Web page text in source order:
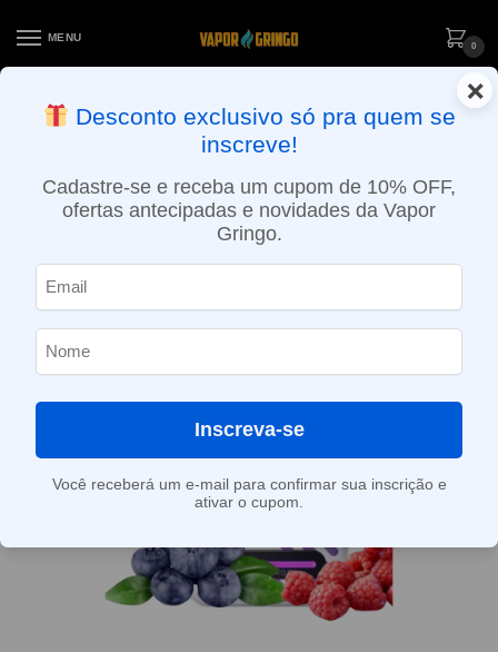
MENU
0
ENTREGA NO MESMO DIA EM SÃO PAULO (SEG A SEX): PEDIDOS
APROVADOS ATÉ 15:30 VIA MOTOBOY
×
Desconto exclusivo só pra quem se
inscreve!
Cadastre-se e receba um cupom de 10% OFF,
ofertas antecipadas e novidades da Vapor
Gringo.
Inscreva-se
Você receberá um e-mail para confirmar sua inscrição e
ativar o cupom.